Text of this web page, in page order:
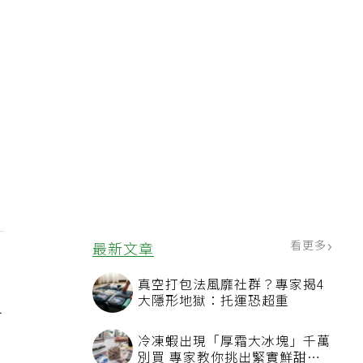
最新文章 看更多
真空打包法風靡社群？專家揭4
大隱形地獄：托運恐超重
冷凍蝦出現「厚霜大冰塊」千萬